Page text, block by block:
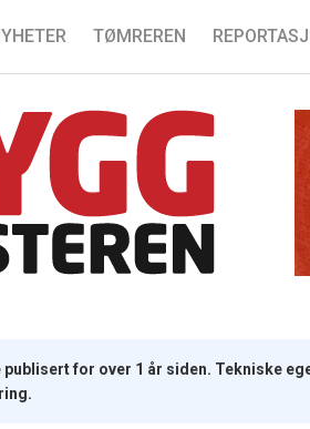
TØMREREN
for over 1 år siden. Tekniske